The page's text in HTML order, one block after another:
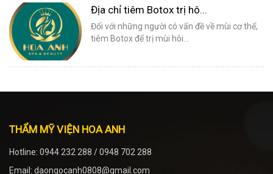
Địa chỉ tiêm Botox trị hô...
Đối với những người có vấn đề về mùi cơ thể,
tiêm Botox để trị mùi hôi...
THẨM MỸ VIỆN HOA ANH
Hotline: 0944 232 288 / 0948 702 288
Email: daongocanh0808@gmail.com